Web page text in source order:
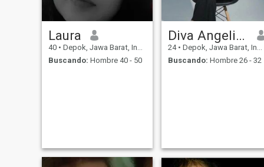
drama! Me gusta sonreír,
reír y hacer una broma. Estoy
desordenado jajaja. Sé
amable conmigo y seré más
agradable contigo 😊😊
Laura
40 • Depok, Jawa Barat, Indonesia
Buscando: Hombre 40 - 50
Diva Angelina
24 • Depok, Jawa Barat, Indonesia
Buscando: Hombre 26 - 32